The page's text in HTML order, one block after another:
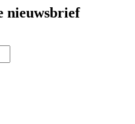
nieuwsbrief